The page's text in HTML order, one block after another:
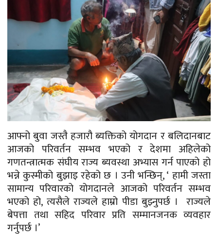
आफ्नो बुवा जस्तै हजारौ ब्यक्तिको योगदान र बलिदानबाट
आजको परिवर्तन सम्भव भएको र देशमा अहिलेको
गणतन्त्रात्मक संघीय राज्य ब्यवस्था अभ्यास गर्न पाएको हो
भन्नेकुस्मीको बुझाइ रहेको छ । उनी भन्छिन्, ‘ हामी जस्ता
सामान्य परिवारको योगदानले आजको परिवर्तन सम्भव
भएको हो, त्यसैले राज्यले हाम्रो पीडा बुझ्नुपर्छ । राज्यले
बेपत्ता तथा सहिद परिवार प्रति सम्मानजनक व्यवहार
गर्नुपर्छ ।’